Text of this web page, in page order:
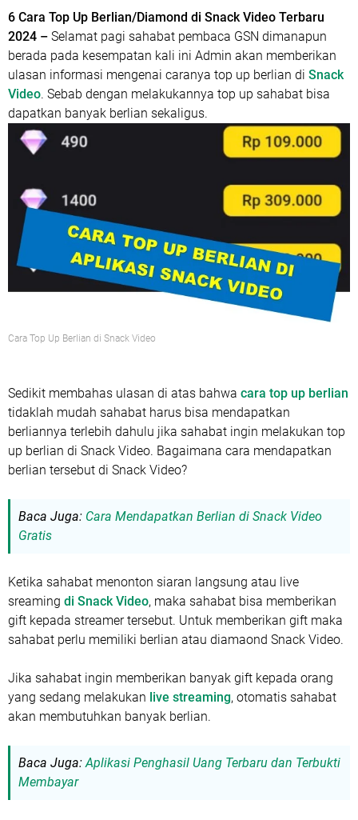
6 Cara Top Up Berlian/Diamond di Snack Video Terbaru
2024 – Selamat pagi sahabat pembaca GSN dimanapun
berada pada kesempatan kali ini Admin akan memberikan
ulasan informasi mengenai caranya top up berlian di Snack
Video. Sebab dengan melakukannya top up sahabat bisa
dapatkan banyak berlian sekaligus.
Cara Top Up Berlian di Snack Video
Sedikit membahas ulasan di atas bahwa cara top up berlian
tidaklah mudah sahabat harus bisa mendapatkan
berliannya terlebih dahulu jika sahabat ingin melakukan top
up berlian di Snack Video. Bagaimana cara mendapatkan
berlian tersebut di Snack Video?
Baca Juga: Cara Mendapatkan Berlian di Snack Video
Gratis
Ketika sahabat menonton siaran langsung atau live
sreaming di Snack Video, maka sahabat bisa memberikan
gift kepada streamer tersebut. Untuk memberikan gift maka
sahabat perlu memiliki berlian atau diamaond Snack Video.
Jika sahabat ingin memberikan banyak gift kepada orang
yang sedang melakukan live streaming, otomatis sahabat
akan membutuhkan banyak berlian.
Baca Juga:Aplikasi Penghasil Uang Terbaru dan Terbukti
Membayar